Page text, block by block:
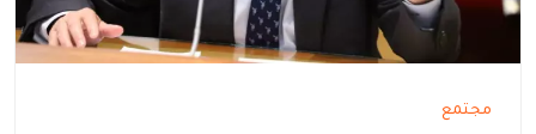
مجتمع